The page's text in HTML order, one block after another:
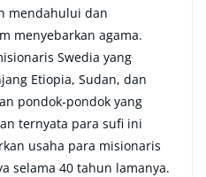
mendahului dan
menyebarkan agama.
Swedia yang
Etiopia, Sudan, dan
pondok-pondok yang
ternyata para sufi ini
usaha para misionaris
selama 40 tahun lamanya.